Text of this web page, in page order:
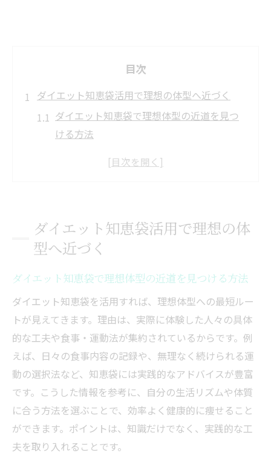
目次
ダイエット知恵袋活用で理想の体型へ近づく
ダイエット知恵袋で理想体型の近道を見つ
ける方法
知恵袋の体験談からダイエット成功の秘訣
術
知恵袋で話題のダイエット方法をチェック
健康的に痩せるための知恵袋実践法
ダイエット知恵袋で健康的に痩せる実践ポ
無理なく続くダイエット法を知恵袋で探す
コツ
知恵袋から学ぶバランス重視のダイエット
習慣
健康的なダイエット知恵袋のおすすめアイ
デア集
食事と運動の両立を知恵袋で見直そう
ダイエット知恵袋活用で理想の体
型へ近づく
ダイエット知恵袋で理想体型の近道を見つける方法
ダイエット知恵袋を活用すれば、理想体型への最短ルー
トが見えてきます。理由は、実際に体験した人々の具体
的な工夫や食事・運動法が集約されているからです。例
えば、日々の食事内容の記録や、無理なく続けられる運
動の選択法など、知恵袋には実践的なアドバイスが豊富
です。こうした情報を参考に、自分の生活リズムや体質
に合う方法を選ぶことで、効率よく健康的に痩せること
ができます。ポイントは、知識だけでなく、実践的な工
夫を取り入れることです。